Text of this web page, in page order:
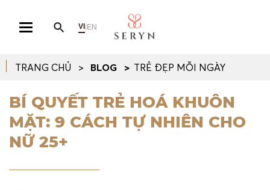
VI | EN
TRANG CHỦ BLOG TRẺ ĐẸP MỖI NGÀY
BÍ QUYẾT TRẺ HOÁ KHUÔN
MẶT: 9 CÁCH TỰ NHIÊN CHO
NỮ 25+